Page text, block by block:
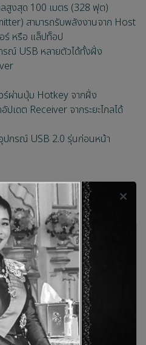
สูงสุด 100 เมตร (328 ฟุต)
สามารถรับพลังงานจาก Host
ร์ หรือ แล็ปท็อป
ณ์ USB หลายตัวได้ทั้งฝั่ง
ร์ผ่านปุ่ม Hotkey จากฝั่ง
เดต Receiver จากระยะไกลได้
ปกรณ์ USB 2.0 รุ่นก่อนหน้า
Transmitter
ะรีวิวสินค้า
นคนแรกที่แสดงความคิดเห็น
รีวิว